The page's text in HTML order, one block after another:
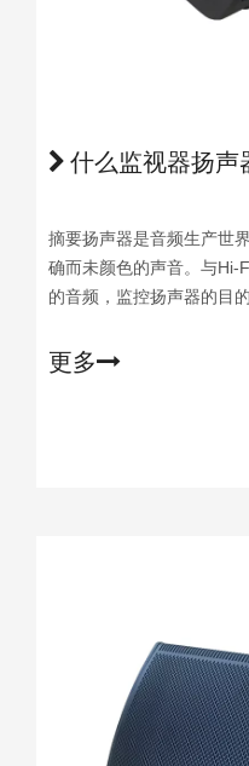
什么监视器扬声
摘要扬声器是音频生产世
确而未颜色的声音。与Hi-
的音频，监控扬声器的目
更多